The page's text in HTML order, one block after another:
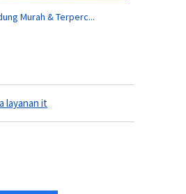
Murah & Terperc...
layanan it